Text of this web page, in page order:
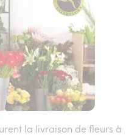
la livraison de fleurs à